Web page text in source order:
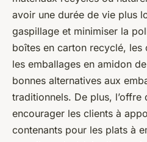
avoir une durée de vie plus
gaspillage et minimiser la
boîtes en carton recyclé, les
les emballages en amidon
bonnes alternatives aux
traditionnels. De plus, l’offre
encourager les clients à
contenants pour les plats à